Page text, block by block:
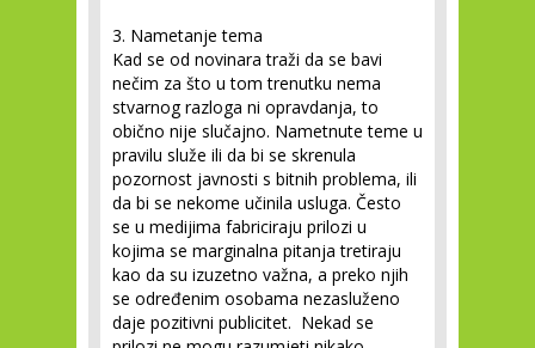
3. Nametanje tema
Kad se od novinara traži da se bavi
nečim za što u tom trenutku nema
stvarnog razloga ni opravdanja, to
obično nije slučajno. Nametnute teme u
pravilu služe ili da bi se skrenula
pozornost javnosti s bitnih problema, ili
da bi se nekome učinila usluga. Često
se u medijima fabriciraju prilozi u
kojima se marginalna pitanja tretiraju
kao da su izuzetno važna, a preko njih
se određenim osobama nezasluženo
daje pozitivni publicitet. Nekad se